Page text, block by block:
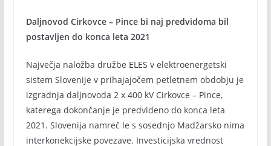
Daljnovod Cirkovce – Pince bi naj predvidoma bil
postavljen do konca leta 2021
Največja naložba družbe ELES v elektroenergetski
sistem Slovenije v prihajajočem petletnem obdobju je
izgradnja daljnovoda 2 x 400 kV Cirkovce – Pince,
katerega dokončanje je predvideno do konca leta
2021. Slovenija namreč le s sosednjo Madžarsko nima
interkonekcijske povezave. Investicijska vrednost